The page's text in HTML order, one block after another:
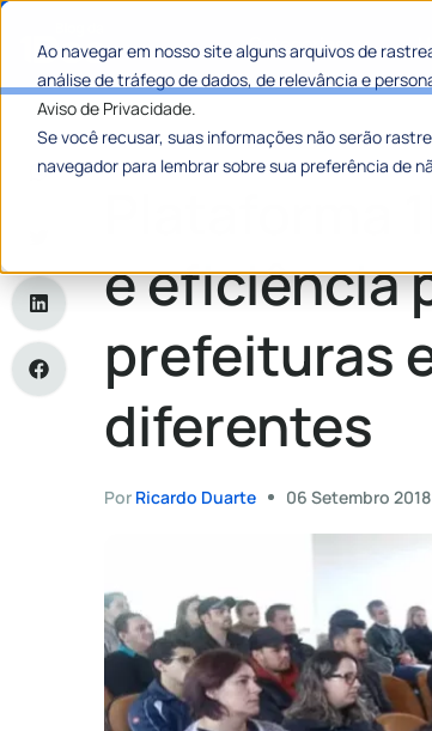
Ao navegar em nosso site alguns arquivos de
análise de tráfego de dados, de relevância e
Aviso de Privacidade.
Se você recusar, suas informações não serão
navegador para lembrar sobre sua preferência de
Categorias
Home»Plataforma 1Doc traz agilidade e
Plataforma
e eficiência
prefeituras
diferentes
Por Ricardo Duarte 06 Setembro 2018